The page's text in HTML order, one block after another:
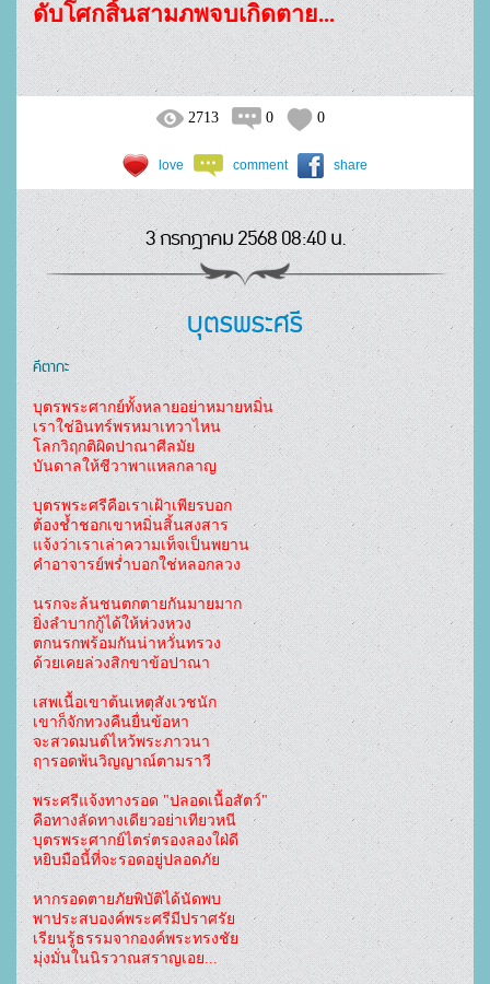
ดับโศกสิ้นสามภพจบเกิดตาย...
2713 0 0
love comment share
3 กรกฎาคม 2568 08:40 น.
บุตรพระศรี
คีตากะ
บุตรพระศากย์ทั้งหลายอย่าหมายหมิ่น
เราใช่อินทร์พรหมาเทวาไหน
โลกวิฤกติผิดปาณาศีลมัย
บันดาลให้ชีวาพาแหลกลาญ
บุตรพระศรีคือเราเฝ้าเพียรบอก
ต้องช้ำชอกเขาหมิ่นสิ้นสงสาร
แจ้งว่าเราเล่าความเท็จเป็นพยาน
คำอาจารย์พร่ำบอกใช่หลอกลวง
นรกจะล้นชนตกตายกันมายมาก
ยิ่งลำบากกู้ได้ให้ห่วงหวง
ตกนรกพร้อมกันน่าหวั่นทรวง
ด้วยเคยล่วงสิกขาข้อปาณา
เสพเนื้อเขาต้นเหตุสังเวชนัก
เขาก็จักทวงคืนยื่นข้อหา
จะสวดมนต์ไหว้พระภาวนา
ฤารอดพ้นวิญญาณ์ตามราวี
พระศรีแจ้งทางรอด "ปลอดเนื้อสัตว์"
คือทางลัดทางเดียวอย่าเทียวหนี
บุตรพระศากย์ไตร่ตรองลองใฝ่ดี
หยิบมือนี้ที่จะรอดอยู่ปลอดภัย
หากรอดตายภัยพิบัติได้นัดพบ
พาประสบองค์พระศรีมีปราศรัย
เรียนรู้ธรรมจากองค์พระทรงชัย
มุ่งมั่นในนิรวาณสราญเอย...